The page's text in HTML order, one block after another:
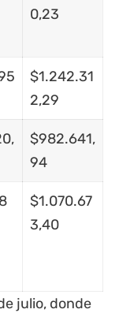
0,23
$1.242.31
2,29
$982.641,
94
$1.070.67
3,40
julio, donde